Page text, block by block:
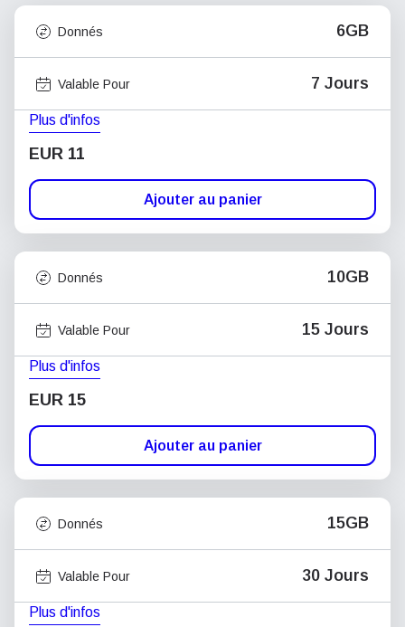
Donnés 6GB
Valable Pour 7 Jours
Plus d'infos
EUR 11
Ajouter au panier
Donnés 10GB
Valable Pour 15 Jours
Plus d'infos
EUR 15
Ajouter au panier
Donnés 15GB
Valable Pour 30 Jours
Plus d'infos